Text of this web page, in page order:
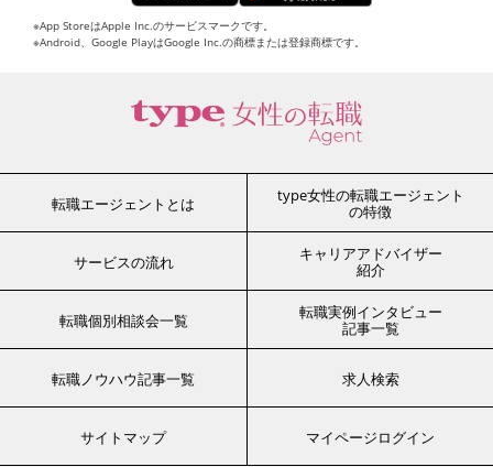
※App StoreはApple Inc.のサービスマークです。
※Android、Google PlayはGoogle Inc.の商標または登録商標です。
転職エージェントとは
type女性の転職エージェント
の特徴
サービスの流れ
キャリアアドバイザー
紹介
転職個別相談会一覧
転職実例インタビュー
記事一覧
転職ノウハウ記事一覧 求人検索
サイトマップ マイページログイン